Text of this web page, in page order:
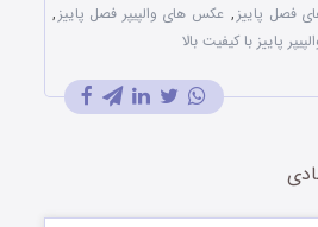
فصل پاییز , عکس های والپیپر فصل پاییز ,
پاییز با کیفیت بالا